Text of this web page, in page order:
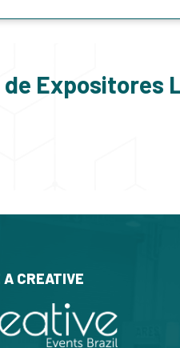
Expositores
A CREATIVE